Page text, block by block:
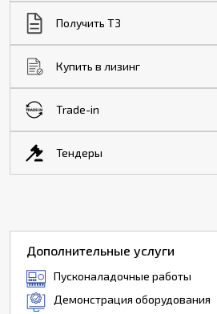
Получить ТЗ
Купить в лизинг
Trade-in
Тендеры
Дополнительные услуги
Пусконаладочные работы
Демонстрация оборудования